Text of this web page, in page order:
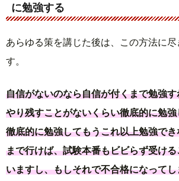
に勉強する
あらゆる策を講じた後は、この方法に尽
す。
自信がないのなら自信が付くまで勉強
やり残すことがないくらい徹底的に勉
徹底的に勉強してもうこれ以上勉強で
まで行けば、試験本番もビビらず受け
いますし、もしそれで不合格になって